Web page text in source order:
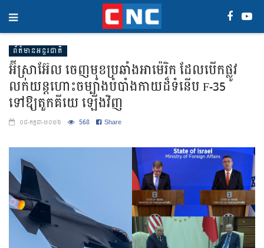
ព័ត៌មានអន្តរជាតិ
អ៊ីស្រាអ៊ែល ចេញមុខប្រឆាំងអាម៉េរិក ដែលបើកផ្លូវ
លក់យន្តហោះចម្បាំងបំបាំងកាយដ៏ទំនើប F-35
ទៅឱ្យតួកគីយេ ឡើងវិញ
០៨-កក្កដា-២០២៦ 568 Share